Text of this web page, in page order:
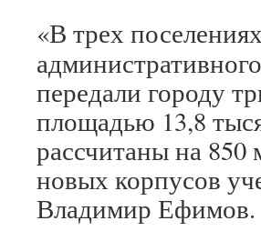
«В трех
передали городу
площадью 13,8
рассчитаны на 850
новых корпусов
Владимир Ефимов.